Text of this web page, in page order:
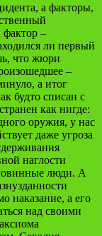
а факторы,
–
ли первый
что жюри
–
а итог
будто списан с
как нигде:
оружия, у нас
даже угроза
наглости
люди. А
наказание, а его
над своими